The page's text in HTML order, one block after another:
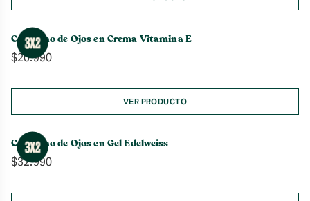
Contorno de Ojos en Crema Vitamina E
$20.990
VER PRODUCTO
Contorno de Ojos en Gel Edelweiss
$32.990